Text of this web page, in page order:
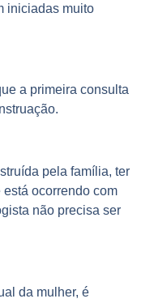
iniciadas muito
a primeira consulta
pela família, ter
ocorrendo com
não precisa ser
da mulher, é